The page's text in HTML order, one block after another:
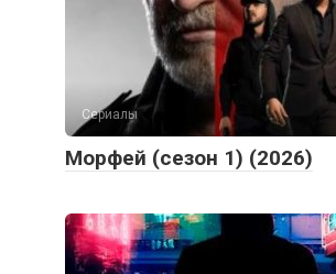
Морфей (сезон 1) (2026)